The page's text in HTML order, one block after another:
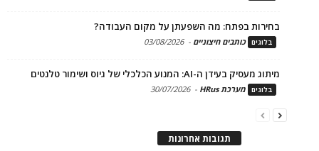
בחירות בפתח: מה השפעתן על מקום העבודה?
בלוגים כותבים חיצוניים -
03/08/2026
מיתוג מעסיק בעידן ה-AI: המנוע הכלכלי של גיוס ושימור טלנטים
בלוגים מערכת HRus -
30/07/2026
תגובות אחרונות